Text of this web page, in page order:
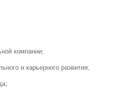
компании;
и карьерного развития;